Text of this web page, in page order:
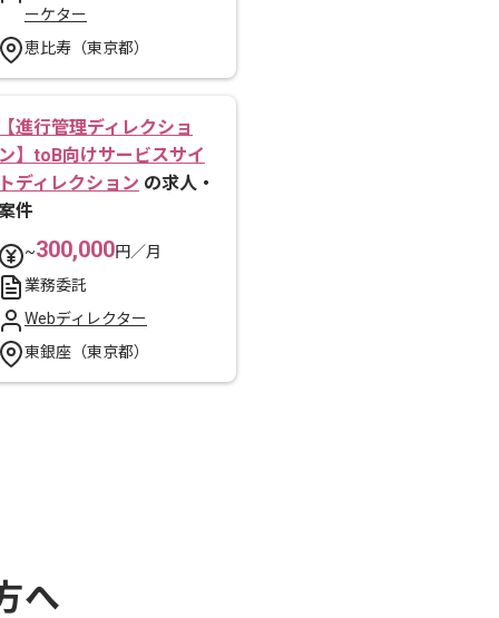
ーケター
恵比寿（東京都）
進行管理ディレクショ
】toB向けサービスサイ
ディレクション の求人・
件
~300,000円／月
業務委託
Webディレクター
東銀座（東京都）
へ